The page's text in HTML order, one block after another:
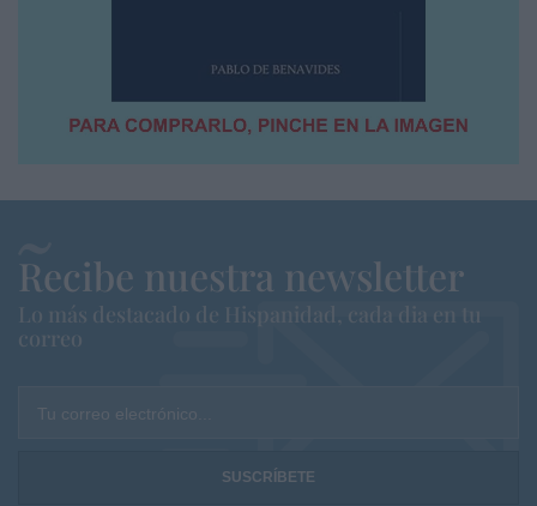
Recibe nuestra newsletter
Lo más destacado de Hispanidad, cada dia en tu
correo
Tu correo electrónico...